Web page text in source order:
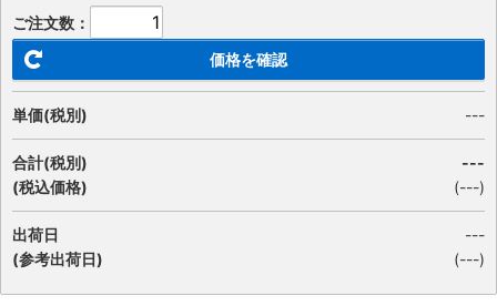
ご注文数：
価格を確認
単価(税別) ---
合計(税別)
(税込価格)
---
(---)
出荷日
(参考出荷日)
---
(---)